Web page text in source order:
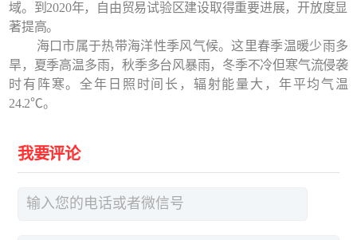
域。到2020年，自由贸易试验区建设取得重要进展，开放度显
著提高。
海口市属于热带海洋性季风气候。这里春季温暖少雨多
旱，夏季高温多雨，秋季多台风暴雨，冬季不冷但寒气流侵袭
时有阵寒。全年日照时间长，辐射能量大，年平均气温
24.2℃。
我要评论